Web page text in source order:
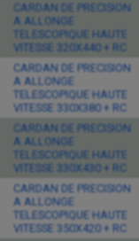
CARDAN DE PRECISION
A ALLONGE
TELESCOPIQUE HAUTE
VITESSE 320X440 + RC
CARDAN DE PRECISION
A ALLONGE
TELESCOPIQUE HAUTE
VITESSE 330X380 + RC
CARDAN DE PRECISION
A ALLONGE
TELESCOPIQUE HAUTE
VITESSE 330X430 + RC
CARDAN DE PRECISION
A ALLONGE
TELESCOPIQUE HAUTE
VITESSE 350X420 + RC